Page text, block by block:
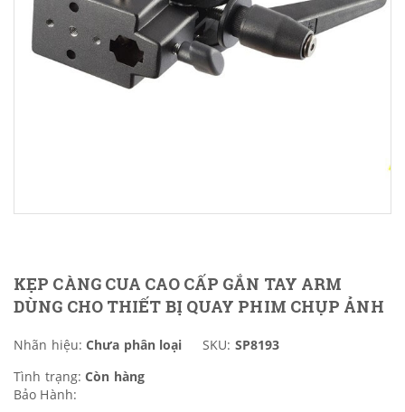
KẸP CÀNG CUA CAO CẤP GẮN TAY ARM
DÙNG CHO THIẾT BỊ QUAY PHIM CHỤP ẢNH
Nhãn hiệu: Chưa phân loại SKU: SP8193
Tình trạng: Còn hàng
Bảo Hành: